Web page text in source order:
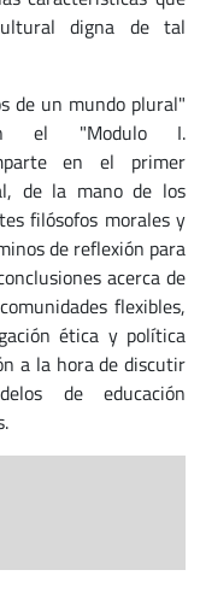
digna de tal
de un mundo plural"
el "Modulo I.
en el primer
de la mano de los
filósofos morales y
de reflexión para
acerca de
flexibles,
ética y política
a la hora de discutir
de educación